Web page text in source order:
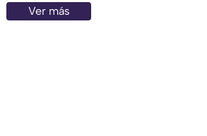
quienes fueron vistos por
última vez la mañana del 7 de
Ver más